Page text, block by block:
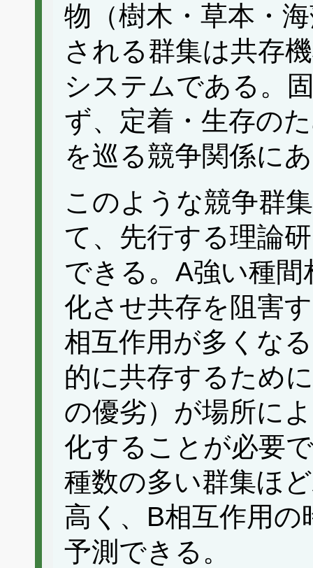
物（樹木・草本・
される群集は共存
システムである。
ず、定着・生存の
を巡る競争関係に
このような競争群
て、先行する理論
できる。A強い種
化させ共存を阻害
相互作用が多くな
的に共存するため
の優劣）が場所に
化することが必要
種数の多い群集ほ
高く、B相互作用
予測できる。